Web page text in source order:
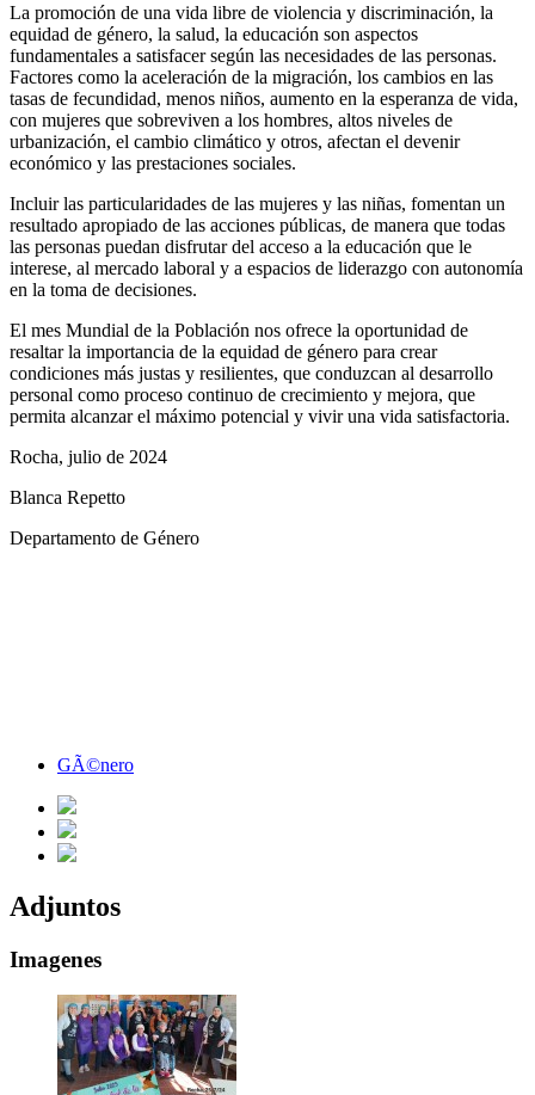
La promoción de una vida libre de violencia y discriminación, la
equidad de género, la salud, la educación son aspectos
fundamentales a satisfacer según las necesidades de las personas.
Factores como la aceleración de la migración, los cambios en las
tasas de fecundidad, menos niños, aumento en la esperanza de vida,
con mujeres que sobreviven a los hombres, altos niveles de
urbanización, el cambio climático y otros, afectan el devenir
económico y las prestaciones sociales.
Incluir las particularidades de las mujeres y las niñas, fomentan un
resultado apropiado de las acciones públicas, de manera que todas
las personas puedan disfrutar del acceso a la educación que le
interese, al mercado laboral y a espacios de liderazgo con autonomía
en la toma de decisiones.
El mes Mundial de la Población nos ofrece la oportunidad de
resaltar la importancia de la equidad de género para crear
condiciones más justas y resilientes, que conduzcan al desarrollo
personal como proceso continuo de crecimiento y mejora, que
permita alcanzar el máximo potencial y vivir una vida satisfactoria.
Rocha, julio de 2024
Blanca Repetto
Departamento de Género
GÃ©nero
Adjuntos
Imagenes